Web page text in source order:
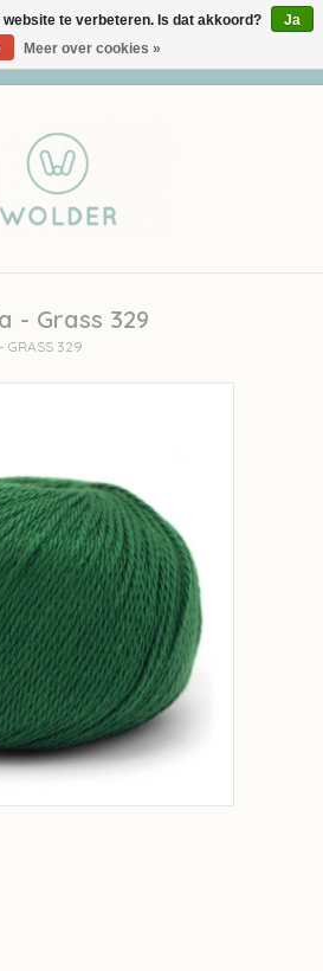
- Grass 329
GRASS 329
te verbeteren. Is dat akkoord?
Ja
Meer over cookies »